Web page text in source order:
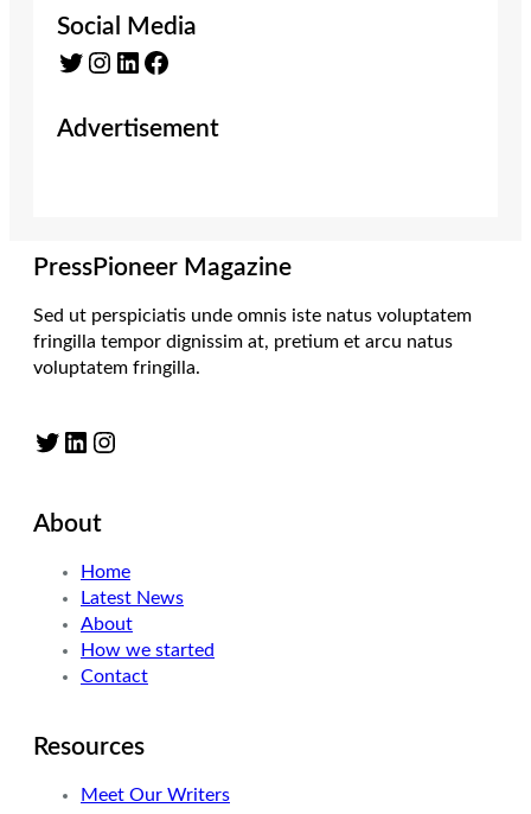
Social Media
Twitter Instagram LinkedIn Facebook
Advertisement
PressPioneer Magazine
Sed ut perspiciatis unde omnis iste natus voluptatem
fringilla tempor dignissim at, pretium et arcu natus
voluptatem fringilla.
Twitter LinkedIn Instagram
About
Home
Latest News
About
How we started
Contact
Resources
Meet Our Writers